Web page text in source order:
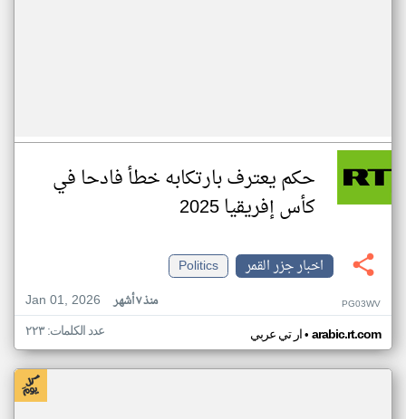
حكم يعترف بارتكابه خطأ فادحا في
كأس إفريقيا 2025
اخبار جزر القمر
Politics
Jan 01, 2026
منذ ٧ أشهر PG03WV
ار تي عربي• arabic.rt.com عدد الكلمات: ٢٢٣